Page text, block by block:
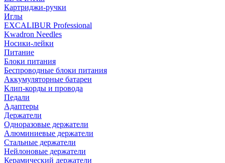
Картриджи-ручки
Иглы
EXCALIBUR Professional
Kwadron Needles
Носики-лейки
Питание
Блоки питания
Беспроводные блоки питания
Аккумуляторные батареи
Клип-корды и провода
Педали
Адаптеры
Держатели
Одноразовые держатели
Алюминиевые держатели
Стальные держатели
Нейлоновые держатели
Керамический держатели